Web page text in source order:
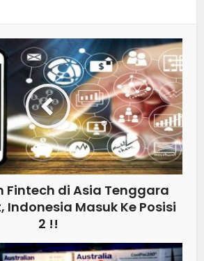
Fintech di Asia Tenggara
Indonesia Masuk Ke Posisi
2 !!